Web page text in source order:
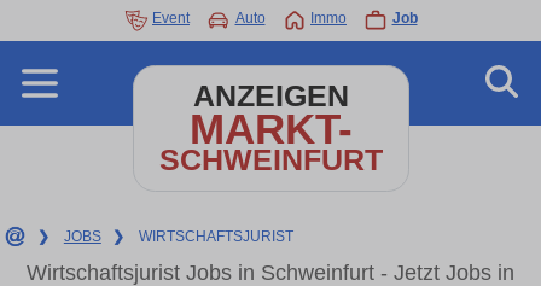
Event Auto Immo Job
ANZEIGEN
MARKT-
SCHWEINFURT
❯ JOBS ❯ WIRTSCHAFTSJURIST
Wirtschaftsjurist Jobs in Schweinfurt - Jetzt Jobs in